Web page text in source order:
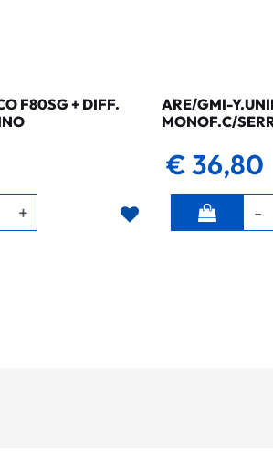
F80SG + DIFF.
ARE/GMI-
MONOF.C/
€ 36,80
Quantità